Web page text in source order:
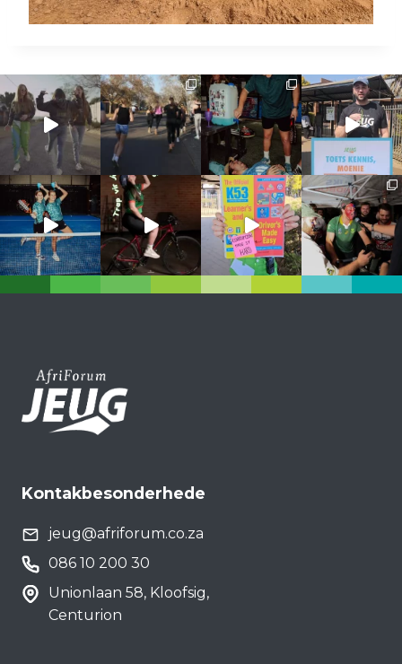
Kontakbesonderhede
jeug@afriforum.co.za
086 10 200 30
Unionlaan 58, Kloofsig,
Centurion